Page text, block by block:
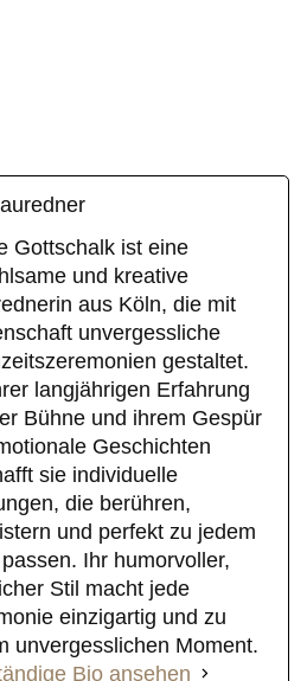
Gottschalk ist eine
und kreative
aus Köln, die mit
unvergessliche
gestaltet.
langjährigen Erfahrung
Bühne und ihrem Gespür
Geschichten
sie individuelle
die berühren,
und perfekt zu jedem
Ihr humorvoller,
Stil macht jede
einzigartig und zu
unvergesslichen Moment.
Bio ansehen